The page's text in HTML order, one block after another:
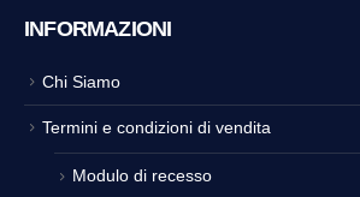
INFORMAZIONI
Chi Siamo
Termini e condizioni di vendita
Modulo di recesso